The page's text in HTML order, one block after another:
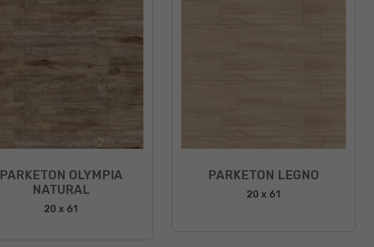
PARKETON OLYMPIA
NATURAL
20 x 61
PARKETON LEGNO
20 x 61